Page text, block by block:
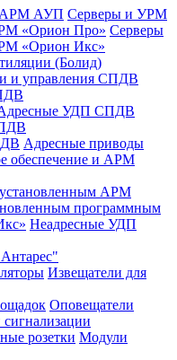
АРМ АУП Серверы и УРМ
«Орион Про» Серверы
«Орион Икс»
(Болид)
и управления СПДВ
УДП СПДВ
Адресные приводы
обеспечение и АРМ
АРМ
программным
Неадресные УДП
Извещатели для
Оповещатели
розетки Модули